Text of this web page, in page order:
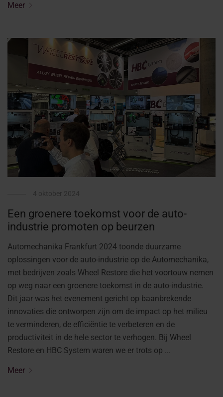
Meer
Een groenere toekomst voor de auto-
industrie promoten op beurzen
Automechanika Frankfurt 2024 toonde duurzame
oplossingen voor de auto-industrie op de Automechanika,
met bedrijven zoals Wheel Restore die het voortouw nemen
op weg naar een groenere toekomst in de auto-industrie.
Dit jaar was het evenement gericht op baanbrekende
innovaties die ontworpen zijn om de impact op het milieu
te verminderen, de efficiëntie te verbeteren en de
productiviteit in de hele sector te verhogen. Bij Wheel
Restore en HBC System waren we er trots op ...
Meer